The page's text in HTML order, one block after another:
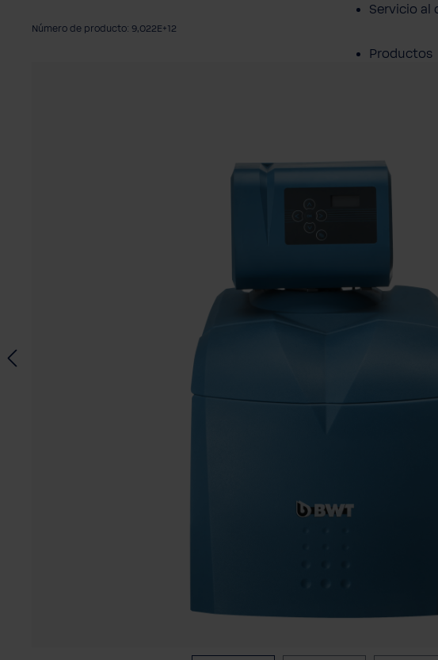
Servicio al
Productos
Número de producto: 9,022E+12